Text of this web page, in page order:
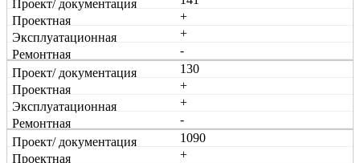
+
+
-
130
+
+
-
1090
+